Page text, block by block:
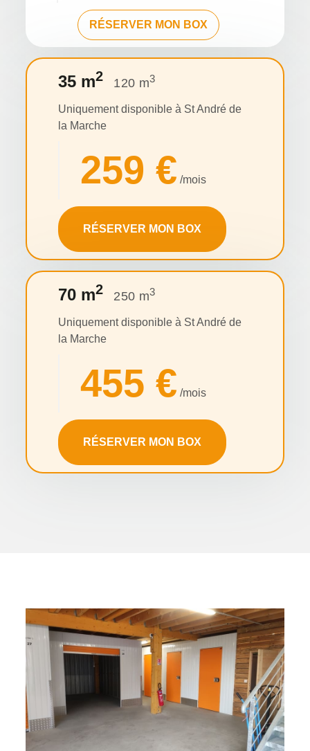
RÉSERVER MON BOX
35 m2 120 m3
Uniquement disponible à St André de
la Marche
259 € /mois
RÉSERVER MON BOX
70 m2 250 m3
Uniquement disponible à St André de
la Marche
455 € /mois
RÉSERVER MON BOX